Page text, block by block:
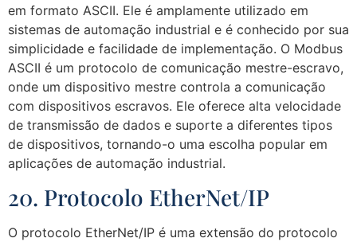
em formato ASCII. Ele é amplamente utilizado em
sistemas de automação industrial e é conhecido por sua
simplicidade e facilidade de implementação. O Modbus
ASCII é um protocolo de comunicação mestre-escravo,
onde um dispositivo mestre controla a comunicação
com dispositivos escravos. Ele oferece alta velocidade
de transmissão de dados e suporte a diferentes tipos
de dispositivos, tornando-o uma escolha popular em
aplicações de automação industrial.
20. Protocolo EtherNet/IP
O protocolo EtherNet/IP é uma extensão do protocolo